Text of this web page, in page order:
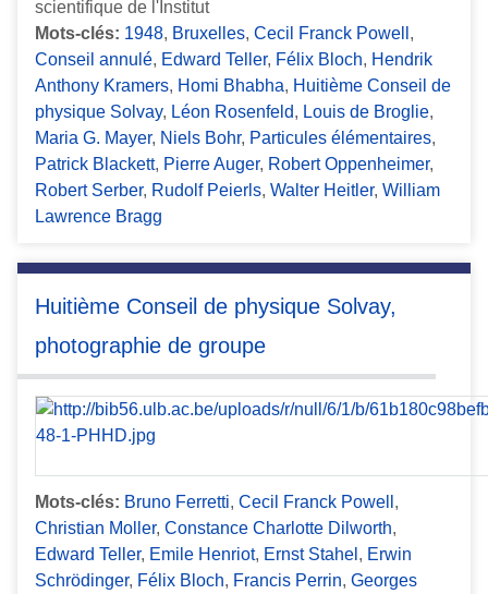
scientifique de l'Institut
Mots-clés: 1948, Bruxelles, Cecil Franck Powell ,
Conseil annulé, Edward Teller, Félix Bloch, Hendrik
Anthony Kramers, Homi Bhabha, Huitième Conseil de
physique Solvay, Léon Rosenfeld, Louis de Broglie,
Maria G. Mayer, Niels Bohr, Particules élémentaires,
Patrick Blackett, Pierre Auger, Robert Oppenheimer,
Robert Serber, Rudolf Peierls, Walter Heitler, William
Lawrence Bragg
Huitième Conseil de physique Solvay,
photographie de groupe
Mots-clés: Bruno Ferretti, Cecil Franck Powell ,
Christian Moller, Constance Charlotte Dilworth,
Edward Teller, Emile Henriot, Ernst Stahel , Erwin
Schrödinger, Félix Bloch, Francis Perrin, Georges